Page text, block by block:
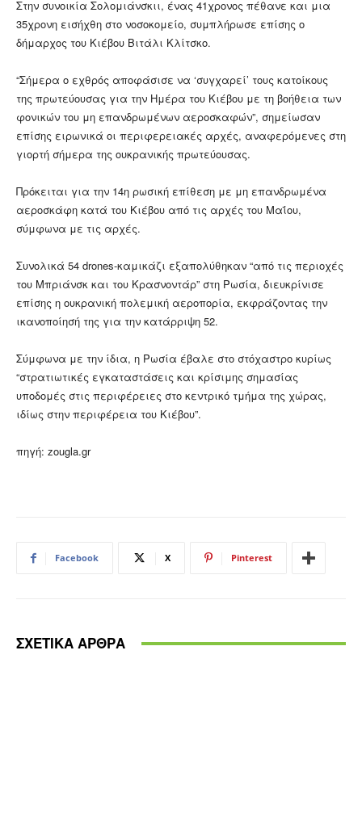
Στην συνοικία Σολομιάνσκιι, ένας 41χρονος πέθανε και μια
35χρονη εισήχθη στο νοσοκομείο, συμπλήρωσε επίσης ο
δήμαρχος του Κιέβου Βιτάλι Κλίτσκο.
“Σήμερα ο εχθρός αποφάσισε να ‘συγχαρεί’ τους κατοίκους
της πρωτεύουσας για την Ημέρα του Κιέβου με τη βοήθεια των
φονικών του μη επανδρωμένων αεροσκαφών”, σημείωσαν
επίσης ειρωνικά οι περιφερειακές αρχές, αναφερόμενες στη
γιορτή σήμερα της ουκρανικής πρωτεύουσας.
Πρόκειται για την 14η ρωσική επίθεση με μη επανδρωμένα
αεροσκάφη κατά του Κιέβου από τις αρχές του Μαΐου,
σύμφωνα με τις αρχές.
Συνολικά 54 drones-καμικάζι εξαπολύθηκαν “από τις περιοχές
του Μπριάνσκ και του Κρασνοντάρ” στη Ρωσία, διευκρίνισε
επίσης η ουκρανική πολεμική αεροπορία, εκφράζοντας την
ικανοποίησή της για την κατάρριψη 52.
Σύμφωνα με την ίδια, η Ρωσία έβαλε στο στόχαστρο κυρίως
“στρατιωτικές εγκαταστάσεις και κρίσιμης σημασίας
υποδομές στις περιφέρειες στο κεντρικό τμήμα της χώρας,
ιδίως στην περιφέρεια του Κιέβου”.
πηγή: zougla.gr
Facebook X Pinterest
ΣΧΕΤΙΚΑ ΑΡΘΡΑ